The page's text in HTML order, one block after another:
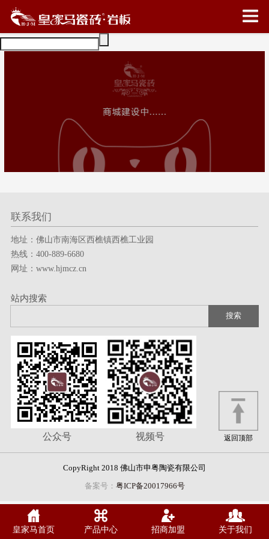
联系我们
地址：佛山市南海区西樵镇西樵工业园
热线：400-889-6680
网址：www.hjmcz.cn
站内搜索
公众号 视频号 返回顶部
CopyRight 2018 佛山市申粤陶瓷有限公司
备案号： 粤ICP备20017966号
皇家马首页 产品中心 招商加盟 关于我们